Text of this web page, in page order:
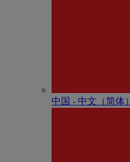
中国 - 中⽂（简体）